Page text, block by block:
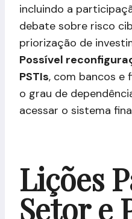
incluindo a
debate sobre risco
priorização de
Possível
PSTIs, com bancos e
o grau de
acessar o sistema
Lições
Setor e